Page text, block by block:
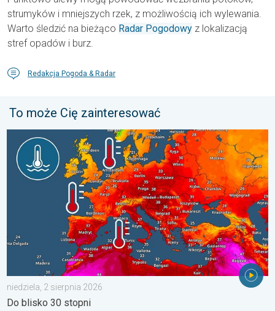
strumyków i mniejszych rzek, z możliwością ich wylewania.
Warto śledzić na bieżąco Radar Pogodowy z lokalizacją
stref opadów i burz.
Redakcja Pogoda & Radar
To może Cię zainteresować
Europejskie morza są nadzwyczaj ciepłe. Do blisko 30
niedziela, 2 sierpnia 2026
Do blisko 30 stopni